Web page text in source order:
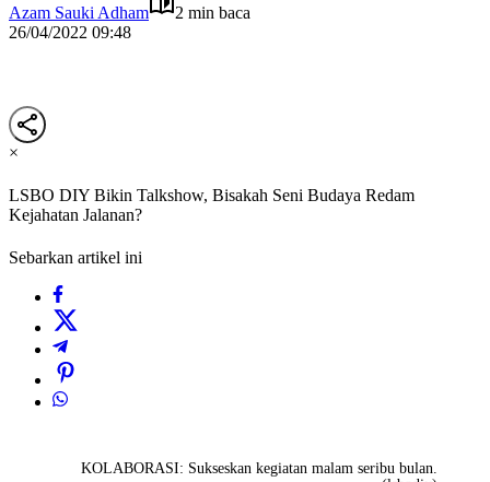
Azam Sauki Adham
2 min baca
26/04/2022 09:48
×
LSBO DIY Bikin Talkshow, Bisakah Seni Budaya Redam
Kejahatan Jalanan?
Sebarkan artikel ini
KOLABORASI: Sukseskan kegiatan malam seribu bulan.